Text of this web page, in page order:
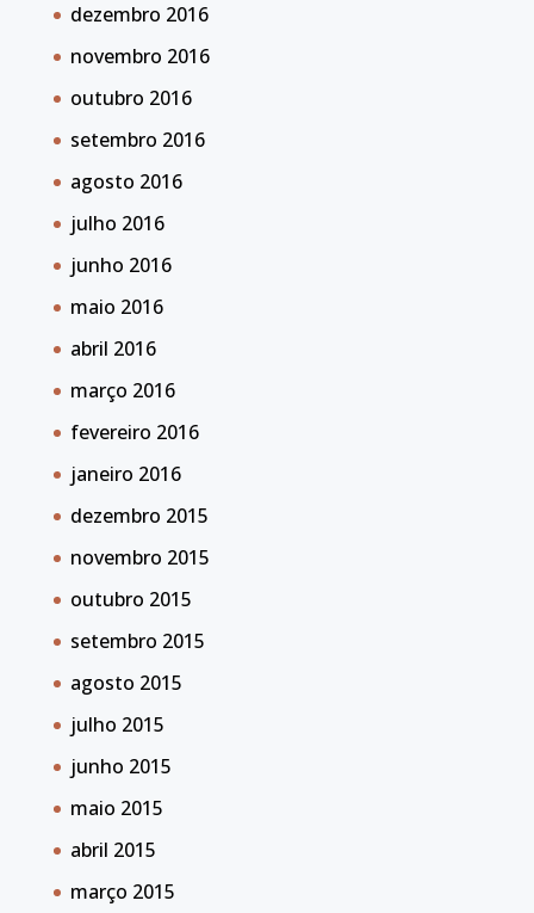
dezembro 2016
novembro 2016
outubro 2016
setembro 2016
agosto 2016
julho 2016
junho 2016
maio 2016
abril 2016
março 2016
fevereiro 2016
janeiro 2016
dezembro 2015
novembro 2015
outubro 2015
setembro 2015
agosto 2015
julho 2015
junho 2015
maio 2015
abril 2015
março 2015